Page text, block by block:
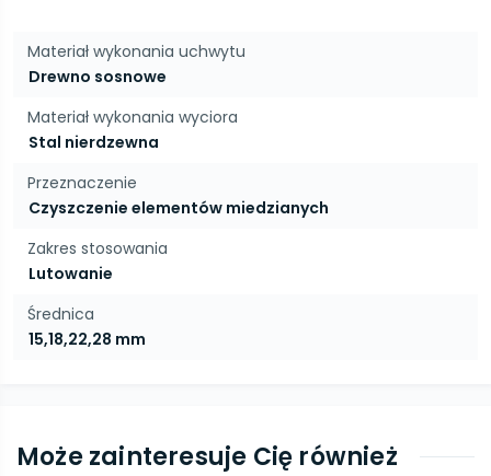
Materiał wykonania uchwytu
Drewno sosnowe
Materiał wykonania wyciora
Stal nierdzewna
Przeznaczenie
Czyszczenie elementów miedzianych
Zakres stosowania
Lutowanie
Średnica
15,18,22,28 mm
Może zainteresuje Cię również